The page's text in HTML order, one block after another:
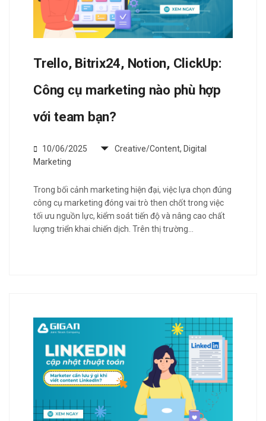
Trello, Bitrix24, Notion, ClickUp:
Công cụ marketing nào phù hợp
với team bạn?
10/06/2025 Creative/Content, Digital
Marketing
Trong bối cảnh marketing hiện đại, việc lựa chọn đúng
công cụ marketing đóng vai trò then chốt trong việc
tối ưu nguồn lực, kiểm soát tiến độ và nâng cao chất
lượng triển khai chiến dịch. Trên thị trường…